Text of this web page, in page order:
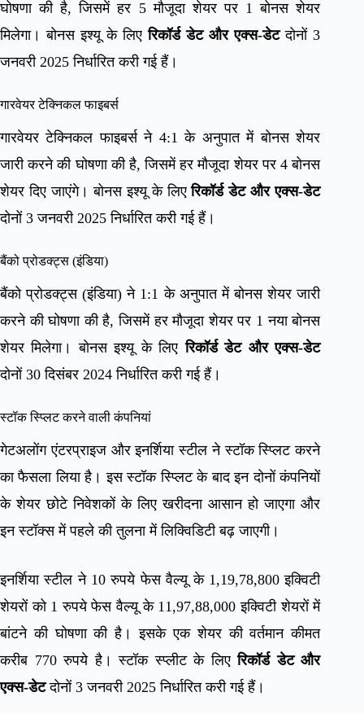
घोषणा की है, जिसमें हर 5 मौजूदा शेयर पर 1 बोनस शेयर
मिलेगा। बोनस इश्यू के लिएरिकॉर्ड डेट और एक्स-डेटदोनों 3
जनवरी 2025 निर्धारित करी गई हैं।
गारवेयर टेक्निकल फाइबर्स
गारवेयर टेक्निकल फाइबर्स ने 4:1 के अनुपात में बोनस शेयर
जारी करने की घोषणा की है, जिसमें हर मौजूदा शेयर पर 4 बोनस
शेयर दिए जाएंगे। बोनस इश्यू के लिएरिकॉर्ड डेट और एक्स-डेट
दोनों 3 जनवरी 2025 निर्धारित करी गई हैं।
बैंको प्रोडक्ट्स (इंडिया)
बैंको प्रोडक्ट्स (इंडिया) ने 1:1 के अनुपात में बोनस शेयर जारी
करने की घोषणा की है, जिसमें हर मौजूदा शेयर पर 1 नया बोनस
शेयर मिलेगा। बोनस इश्यू के लिएरिकॉर्ड डेट और एक्स-डेट
दोनों 30 दिसंबर 2024 निर्धारित करी गई हैं।
स्टॉक स्प्लिट करने वाली कंपनियां
गेटअलोंग एंटरप्राइज और इनर्शिया स्टील ने स्टॉक स्प्लिट करने
का फैसला लिया है। इस स्टॉक स्प्लिट के बाद इन दोनों कंपनियों
के शेयर छोटे निवेशकों के लिए खरीदना आसान हो जाएगा और
इन स्टॉक्स में पहले की तुलना में लिक्विडिटी बढ़ जाएगी।
इनर्शिया स्टील ने 10 रुपये फेस वैल्यू के 1,19,78,800 इक्विटी
शेयरों को 1 रुपये फेस वैल्यू के 11,97,88,000 इक्विटी शेयरों में
बांटने की घोषणा की है। इसके एक शेयर की वर्तमान कीमत
करीब 770 रुपये है। स्टॉक स्प्लीट के लिएरिकॉर्ड डेट और
एक्स-डेटदोनों 3 जनवरी 2025 निर्धारित करी गई हैं।